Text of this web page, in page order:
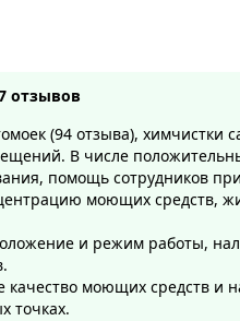
отзывов
(94 отзыва),
В числе
помощь сотрудников
моющих средств,
и режим работы,
моющих средств и
точках.